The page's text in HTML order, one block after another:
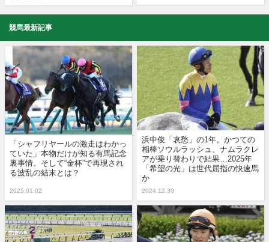
競馬最新記事
「シャフリヤールの激走はわかっ
ていた」本物だけが知る有馬記念
裏事情。そして“金杯”で再現され
る波乱の結末とは？
2025.01.02
浜中俊「哀愁」の1年。かつての
相棒ソウルラッシュ、ナムラクレ
アが乗り替わりで結果…2025年
「希望の光」は世代屈指の快速馬
か
2024.12.30